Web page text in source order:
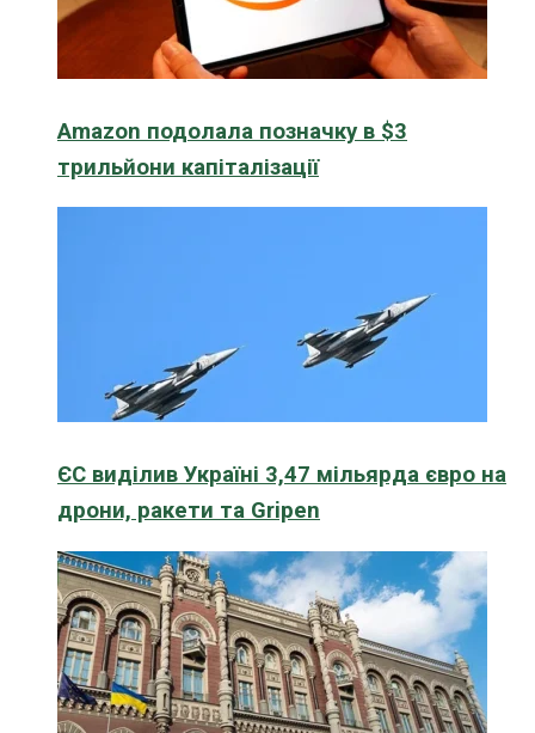
Amazon подолала позначку в $3
трильйони капіталізації
ЄС виділив Україні 3,47 мільярда євро на
дрони, ракети та Gripen